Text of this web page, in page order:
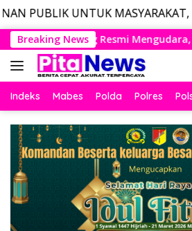
MASYARAKAT, LAYANAN
Langsung
ke
konten
Breaking News
Husein Kembali Layani Rute
Indeks Mabes Polda Polres